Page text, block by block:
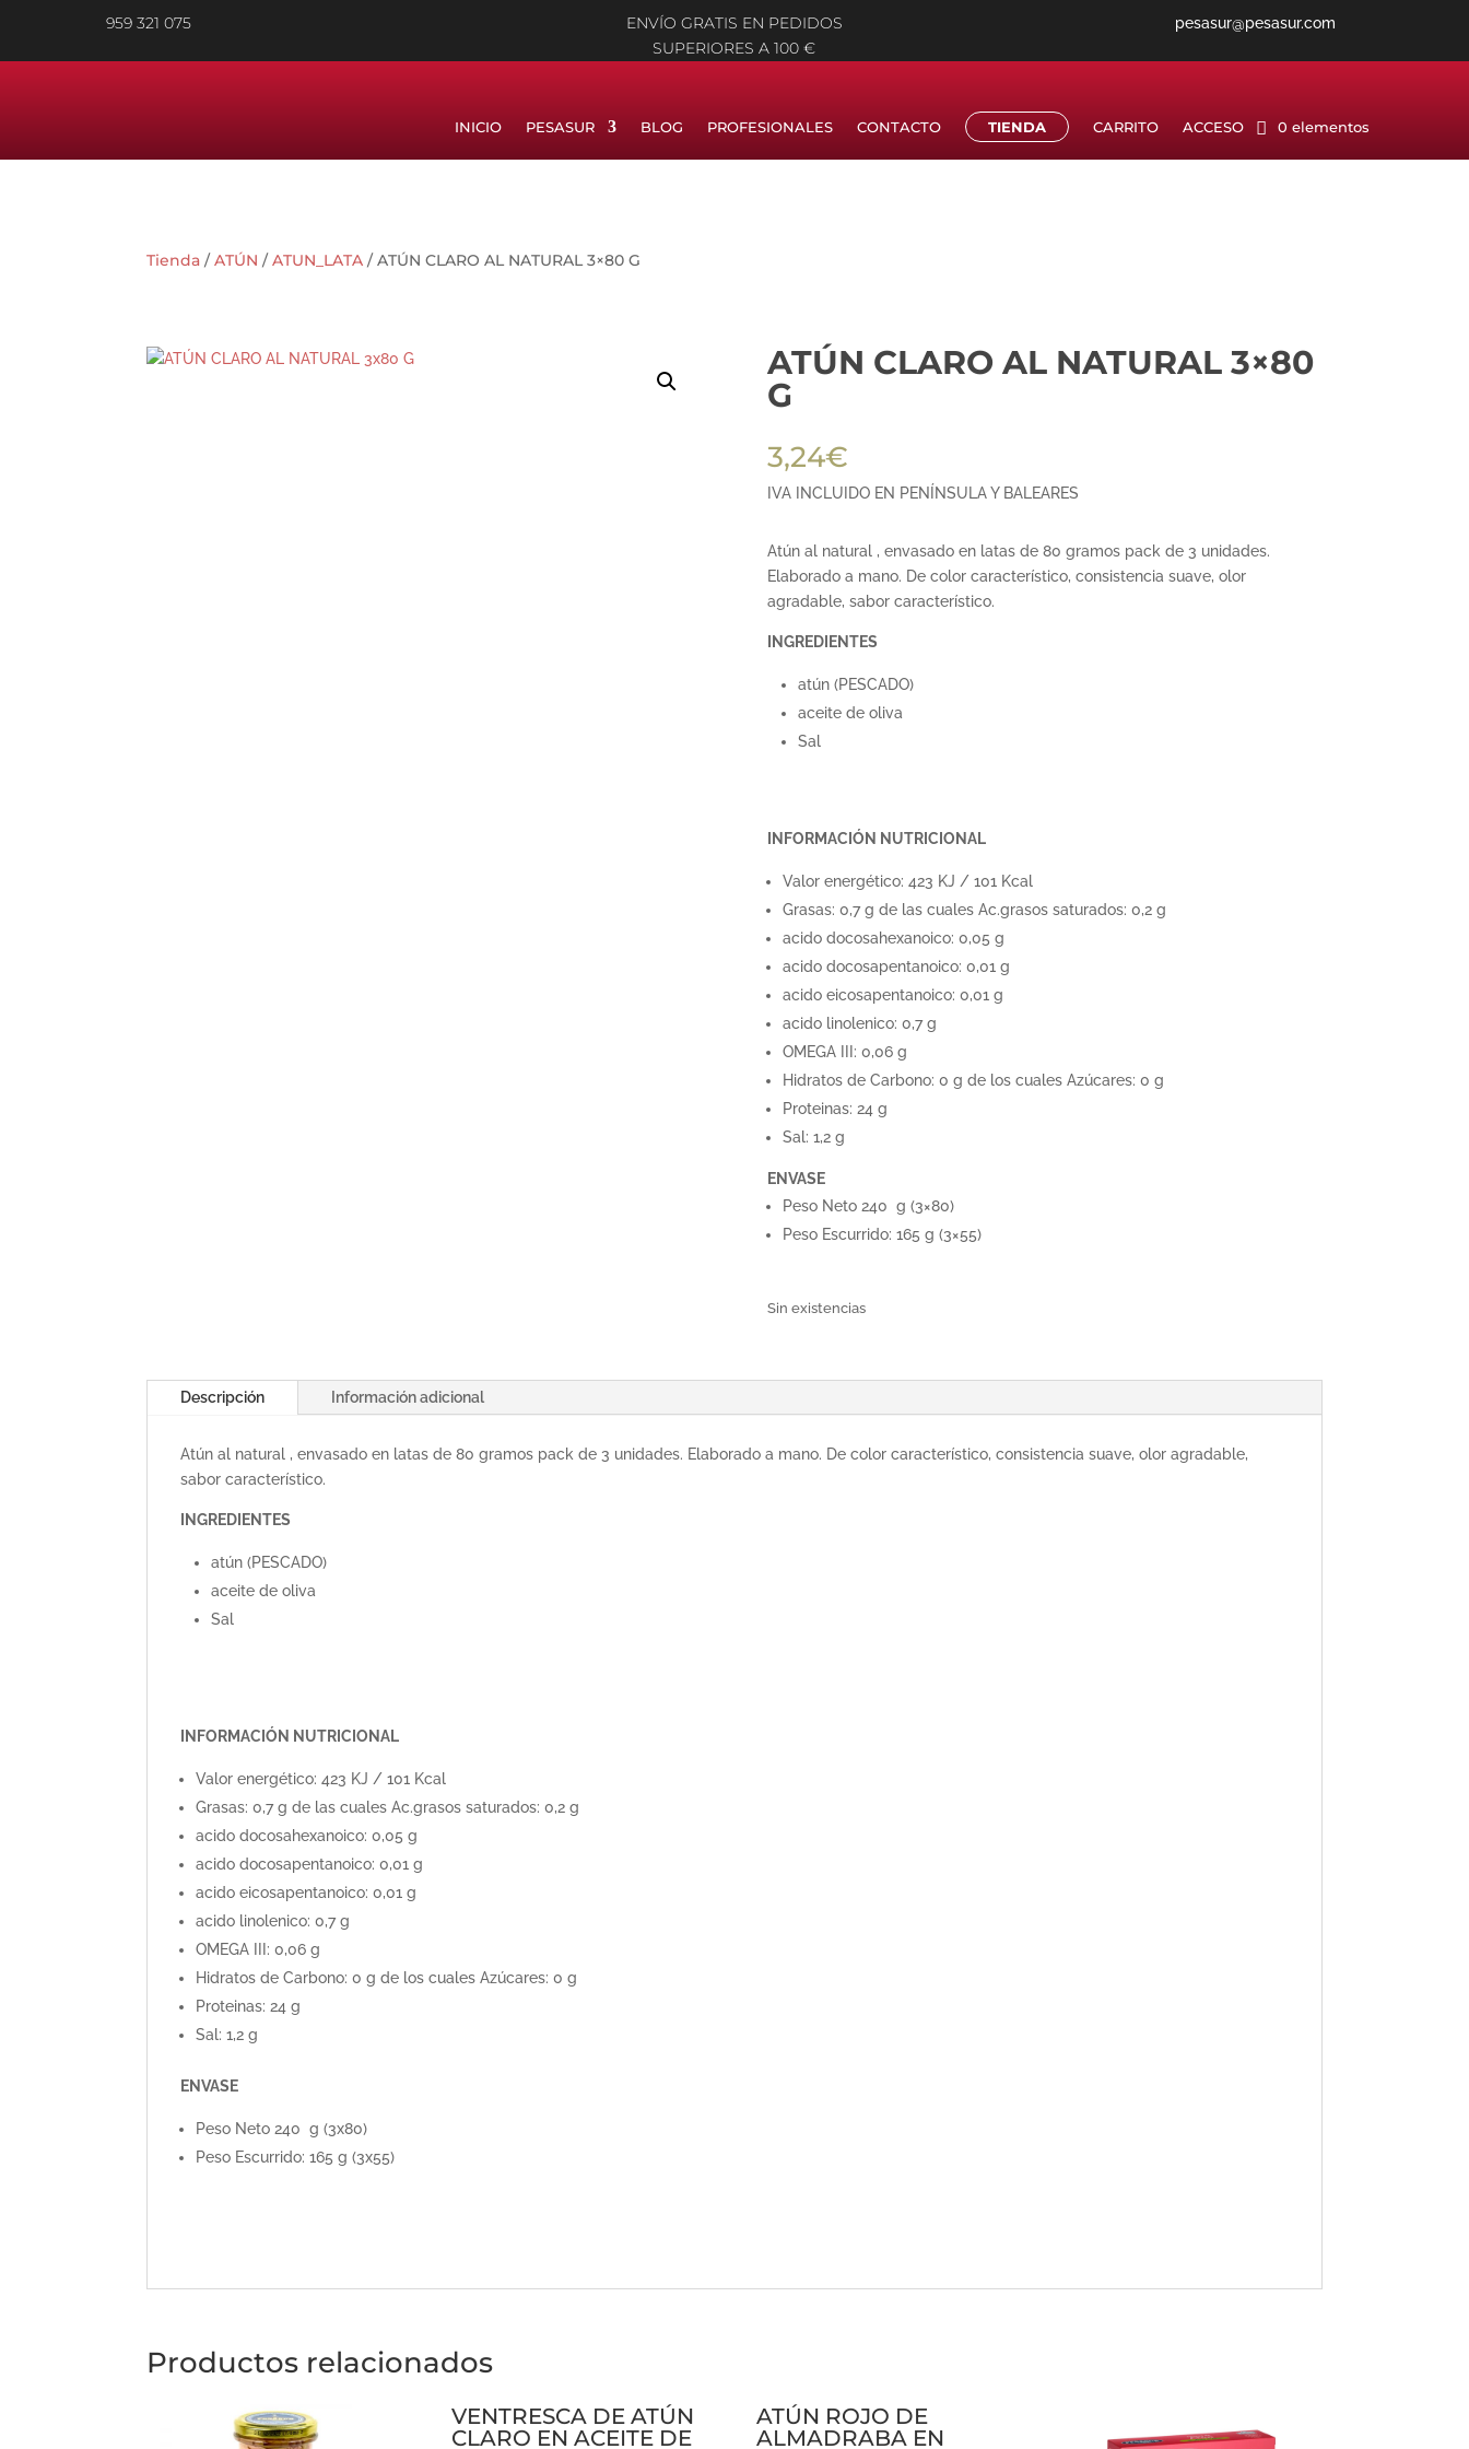
959 321 075
ENVÍO GRATIS EN PEDIDOS
SUPERIORES A 100 €
pesasur@pesasur.com
INICIO PESASUR BLOG PROFESIONALES CONTACTO TIENDA CARRITO ACCESO 0 elementos
Tienda /ATÚN /ATUN_LATA / ATÚN CLARO AL NATURAL 3×80 G
ATÚN CLARO AL NATURAL 3×80
G
3,24€
IVA INCLUIDO EN PENÍNSULA Y BALEARES
Atún al natural , envasado en latas de 80 gramos pack de 3 unidades.
Elaborado a mano. De color característico, consistencia suave, olor
agradable, sabor característico.
INGREDIENTES
atún (PESCADO)
aceite de oliva
Sal
INFORMACIÓN NUTRICIONAL
Valor energético: 423 KJ / 101 Kcal
Grasas: 0,7 g de las cuales Ac.grasos saturados: 0,2 g
acido docosahexanoico: 0,05 g
acido docosapentanoico: 0,01 g
acido eicosapentanoico: 0,01 g
acido linolenico: 0,7 g
OMEGA III: 0,06 g
Hidratos de Carbono: 0 g de los cuales Azúcares: 0 g
Proteinas: 24 g
Sal: 1,2 g
ENVASE
Peso Neto 240 g (3×80)
Peso Escurrido: 165 g (3×55)
Sin existencias
Descripción Información adicional
Atún al natural , envasado en latas de 80 gramos pack de 3 unidades. Elaborado a mano. De color característico, consistencia suave, olor agradable,
sabor característico.
INGREDIENTES
atún (PESCADO)
aceite de oliva
Sal
INFORMACIÓN NUTRICIONAL
Valor energético: 423 KJ / 101 Kcal
Grasas: 0,7 g de las cuales Ac.grasos saturados: 0,2 g
acido docosahexanoico: 0,05 g
acido docosapentanoico: 0,01 g
acido eicosapentanoico: 0,01 g
acido linolenico: 0,7 g
OMEGA III: 0,06 g
Hidratos de Carbono: 0 g de los cuales Azúcares: 0 g
Proteinas: 24 g
Sal: 1,2 g
ENVASE
Peso Neto 240 g (3x80)
Peso Escurrido: 165 g (3x55)
Productos relacionados
VENTRESCA DE ATÚN
CLARO EN ACEITE DE
ATÚN ROJO DE
ALMADRABA EN